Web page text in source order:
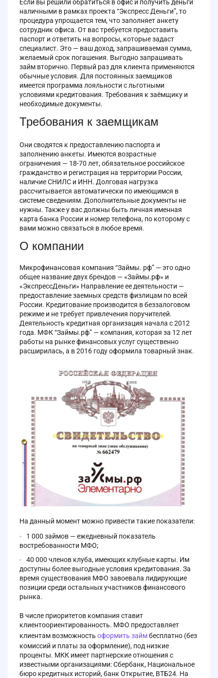
Если вы решили обратиться в офис и получить деньги
наличными в рамках проекта “Экспресс Деньги”, то
процедура упрощается тем, что заполняет анкету
сотрудник офиса. От вас требуется предоставить
паспорт и ответить на вопросы, которые задаст
специалист. Это — ваш доход, запрашиваемая сумма,
желаемый срок погашения. Выгодно запрашивать
займ вторично. Первый раз для клиента применяются
обычные условия. Для постоянных заемщиков
имеется программа лояльности с льготными
условиями кредитования. Требования к заёмщику и
необходимые документы.
Требования к заемщикам
Они сводятся к предоставлению паспорта и
заполнению анкеты. Имеются возрастные
ограничения — 18-70 лет, обязательное российское
гражданство и регистрация на территории России,
наличие СНИЛС и ИНН. Долговая нагрузка
рассчитывается автоматически по имеющимся в
системе сведениям. Дополнительные документы не
нужны. Также у вас должны быть личная именная
карта банка России и номер телефона, по которому с
вами можно связаться в любое время.
О компании
Микрофинансовая компания “Займы. рф” — это одно
общее название двух брендов — «Займы.рф» и
«ЭкспрессДеньги» Направление ее деятельности —
предоставление заемных средств физлицам по всей
России. Кредитование производится в беззалоговом
режиме и не требует привлечения поручителей.
Деятельность кредитная организация начала с 2012
года. МФК “Займы.рф” — компания, которая за 12 лет
работы на рынке финансовых услуг существенно
расширилась, а в 2016 году оформила товарный знак.
На данный момент можно привести такие показатели:
1 000 займов — ежедневный показатель
востребованности МФО;
40 000 членов клуба, имеющих клубные карты. Им
доступны более выгодные условия кредитования. За
время существования МФО завоевала лидирующие
позиции среди остальных участников финансового
рынка.
В числе приоритетов компания ставит
клиентоориентированность. МФО предоставляет
клиентам возможность оформить займбесплатно (без
комиссий и платы за оформление), под низкие
проценты. МКК имеет партнерские отношения с
известными организациями: Сбербанк, Национальное
бюро кредитных историй, банк Открытие, ВТБ24. На